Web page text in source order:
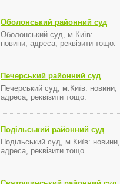
Оболонський районний суд
Оболонський суд, м.Київ:
новини, адреса, реквізити тощо.
Печерський районний суд
Печерський суд, м.Київ: новини,
адреса, реквізити тощо.
Подільський районний суд
Подільський суд, м.Київ: новини,
адреса, реквізити тощо.